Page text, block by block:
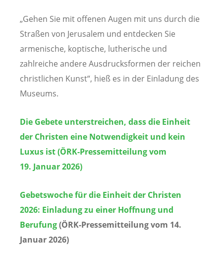
„Gehen Sie mit offenen Augen mit uns durch die
Straßen von Jerusalem und entdecken Sie
armenische, koptische, lutherische und
zahlreiche andere Ausdrucksformen der reichen
christlichen Kunst“, hieß es in der Einladung des
Museums.
Die Gebete unterstreichen, dass die Einheit
der Christen eine Notwendigkeit und kein
Luxus ist (ÖRK-Pressemitteilung vom
19. Januar 2026)
Gebetswoche für die Einheit der Christen
2026: Einladung zu einer Hoffnung und
Berufung(ÖRK-Pressemitteilung vom 14.
Januar 2026)